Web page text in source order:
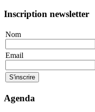
Inscription newsletter
Nom
Email
Agenda